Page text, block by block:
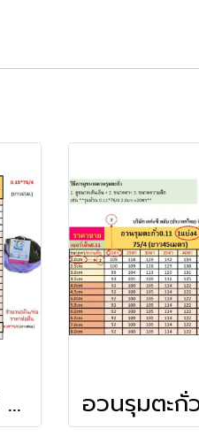
อวนรุมตะกั่ว 0.15 1แบ่ง4